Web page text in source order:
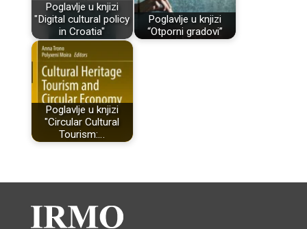
Poglavlje u knjizi
"Digital cultural policy
in Croatia"
Poglavlje u knjizi
“Otporni gradovi”
Poglavlje u knjizi
"Circular Cultural
Tourism:…